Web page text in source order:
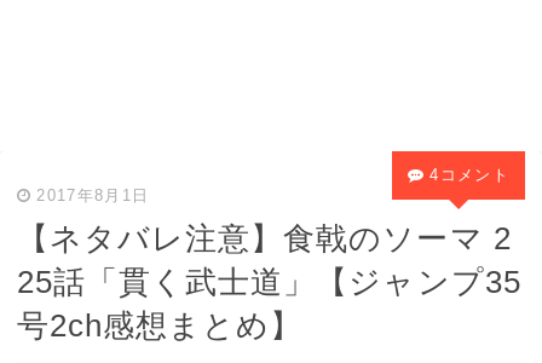
2017年8月1日
【ネタバレ注意】食戟のソーマ 2
25話「貫く武士道」【ジャンプ35
号2ch感想まとめ】
4コメント